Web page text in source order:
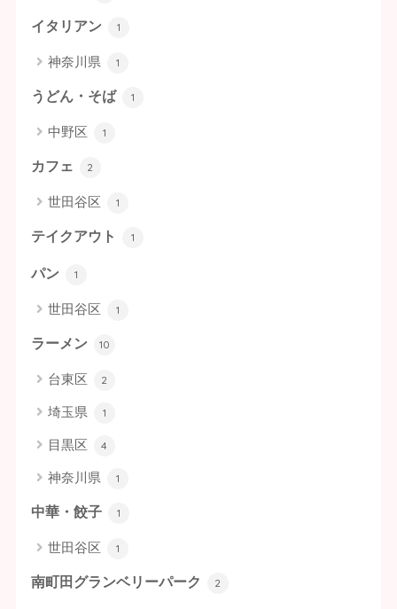
イタリアン 1
神奈川県 1
うどん・そば 1
中野区 1
カフェ 2
世田谷区 1
テイクアウト 1
パン 1
世田谷区 1
ラーメン 10
台東区 2
埼玉県 1
目黒区 4
神奈川県 1
中華・餃子 1
世田谷区 1
南町田グランベリーパーク 2